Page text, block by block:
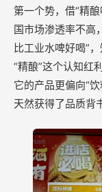
第一个势，借“精
国市场渗透率不高
比工业水啤好喝”
“精酿”这个认知红
它的产品更偏向“
天然获得了品质背